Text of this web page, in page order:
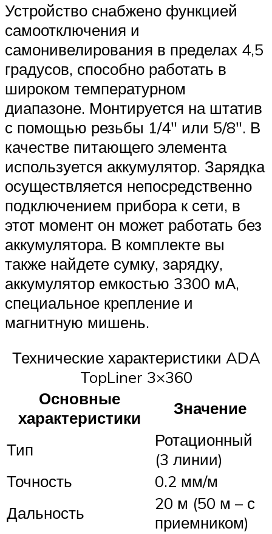
Устройство снабжено функцией
самоотключения и
самонивелирования в пределах 4,5
градусов, способно работать в
широком температурном
диапазоне. Монтируется на штатив
с помощью резьбы 1/4″ или 5/8″. В
качестве питающего элемента
используется аккумулятор. Зарядка
осуществляется непосредственно
подключением прибора к сети, в
этот момент он может работать без
аккумулятора. В комплекте вы
также найдете сумку, зарядку,
аккумулятор емкостью 3300 мА,
специальное крепление и
магнитную мишень.
Технические характеристики ADA
TopLiner 3×360
Основные
характеристики
Значение
Тип
Ротационный
(3 линии)
Точность
0.2 мм/м
Дальность
20 м (50 м – с
приемником)